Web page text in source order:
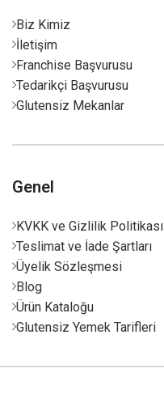
Biz Kimiz
İletişim
Franchise Başvurusu
Tedarikçi Başvurusu
Glutensiz Mekanlar
Genel
KVKK ve Gizlilik Politikası
Teslimat ve İade Şartları
Üyelik Sözleşmesi
Blog
Ürün Kataloğu
Glutensiz Yemek Tarifleri